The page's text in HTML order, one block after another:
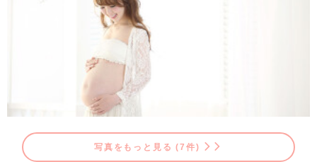
写真をもっと見る (7件)